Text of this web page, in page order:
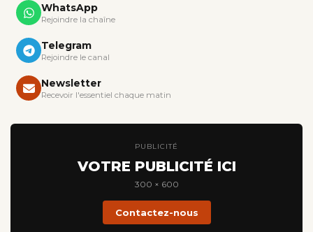
WhatsApp
Rejoindre la chaîne
Telegram
Rejoindre le canal
Newsletter
Recevoir l'essentiel chaque matin
PUBLICITÉ
VOTRE PUBLICITÉ ICI
300 × 600
Contactez-nous